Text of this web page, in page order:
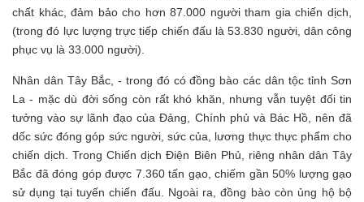
chất khác, đảm bảo cho hơn 87.000 người tham gia chiến dịch,
(trong đó lực lượng trực tiếp chiến đấu là 53.830 người, dân công
phục vụ là 33.000 người).
Nhân dân Tây Bắc, - trong đó có đồng bào các dân tộc tỉnh Sơn
La - mặc dù đời sống còn rất khó khăn, nhưng vẫn tuyệt đối tin
tưởng vào sự lãnh đạo của Đảng, Chính phủ và Bác Hồ, nên đã
dốc sức đóng góp sức người, sức của, lương thực thực phẩm cho
chiến dịch. Trong Chiến dịch Điện Biên Phủ, riêng nhân dân Tây
Bắc đã đóng góp được 7.360 tấn gạo, chiếm gần 50% lượng gạo
sử dụng tại tuyến chiến đấu. Ngoài ra, đồng bào còn ủng hộ bộ